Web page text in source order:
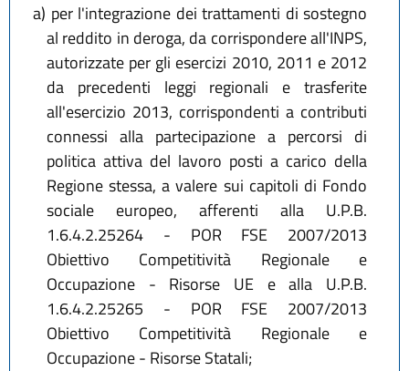
a) per l'integrazione dei trattamenti di sostegno
al reddito in deroga, da corrispondere all'INPS,
autorizzate per gli esercizi 2010, 2011 e 2012
da precedenti leggi regionali e trasferite
all'esercizio 2013, corrispondenti a contributi
connessi alla partecipazione a percorsi di
politica attiva del lavoro posti a carico della
Regione stessa, a valere sui capitoli di Fondo
sociale europeo, afferenti alla U.P.B.
1.6.4.2.25264 - POR FSE 2007/2013
Obiettivo Competitività Regionale e
Occupazione - Risorse UE e alla U.P.B.
1.6.4.2.25265 - POR FSE 2007/2013
Obiettivo Competitività Regionale e
Occupazione - Risorse Statali;